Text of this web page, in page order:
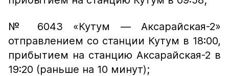
№ 6043 «Кутум — Аксарайская-2»
отправлением со станции Кутум в 18:00,
прибытием на станцию Аксарайская-2 в
19:20 (раньше на 10 минут);